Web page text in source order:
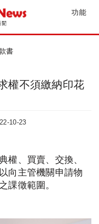
功能
稅?
權不須繳納印花
10-23
權、買賣、交換、
向主管機關申請物
課徵範圍。